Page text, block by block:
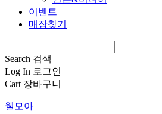
이벤트
매장찾기
Search 검색
Log In 로그인
Cart 장바구니
웰모아